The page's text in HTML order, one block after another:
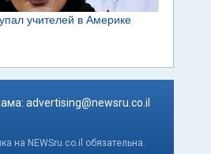
advertising@newsru.co.il
на NEWSru.co.il обязательна.